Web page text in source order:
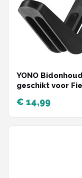
YONO
geschikt voor
Kinderwagen /
Verstelbaar -
€ 14,99